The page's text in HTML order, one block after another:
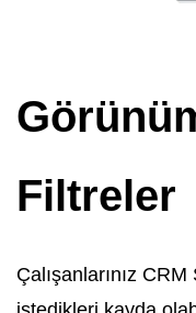
Filtreler
Çalışanlarınız